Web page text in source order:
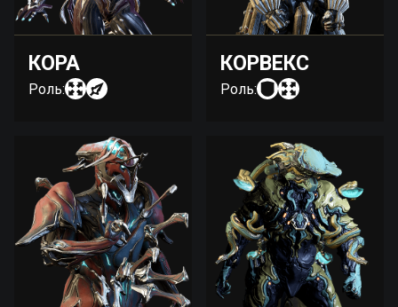
КОРА
Роль:
КОРВЕКС
Роль: